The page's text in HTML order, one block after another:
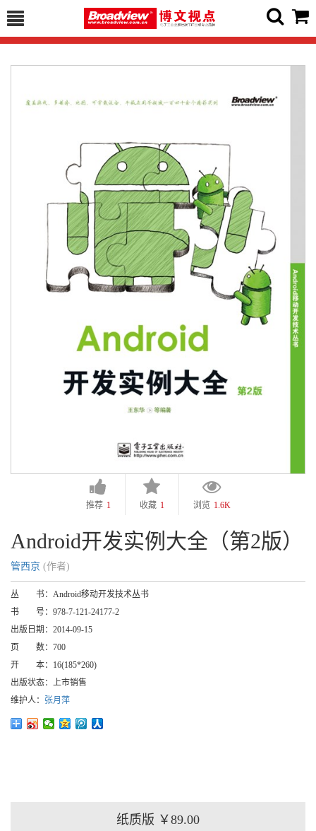
推荐 1 收藏 1 浏览 1.6K
Android开发实例大全（第2版）
管西京 (作者)
丛 书： Android移动开发技术丛书
书 号： 978-7-121-24177-2
出版日期： 2014-09-15
页 数： 700
开 本： 16(185*260)
出版状态：
上市销售
维护人： 张月萍
纸质版 ￥89.00